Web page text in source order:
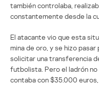
también controlaba,
constantemente desde la
El atacante vio que esta
mina de oro, y se hizo
solicitar una transferencia
futbolista. Pero el ladrón no
contaba con $35.000